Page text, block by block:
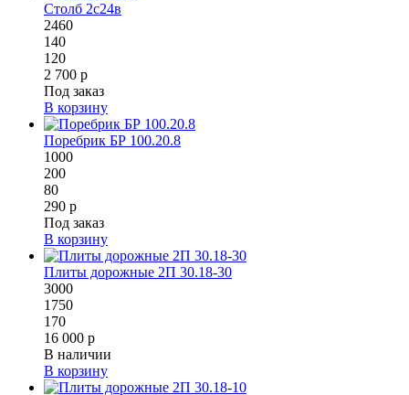
Столб 2с24в
2460
140
120
2 700 р
Под заказ
В корзину
Поребрик БР 100.20.8
1000
200
80
290 р
Под заказ
В корзину
Плиты дорожные 2П 30.18-30
3000
1750
170
16 000 р
В наличии
В корзину